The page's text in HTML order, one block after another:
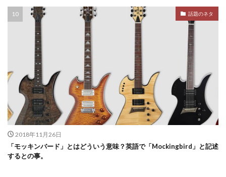
話題のネタ
2018年11月26日
「モッキンバード」とはどういう意味？英語で「Mockingbird」と記述
するとの事。